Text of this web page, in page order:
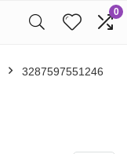
0
3287597551246